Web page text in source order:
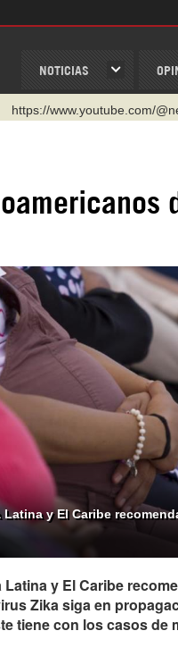
NOTICIAS
https://www.youtube.com/
https://urmedium.com/c/
WhatsApp y Viber: +98 921
https://www.facebook.com/
y El Caribe
y El Caribe
Zika siga en
tiene con los casos de